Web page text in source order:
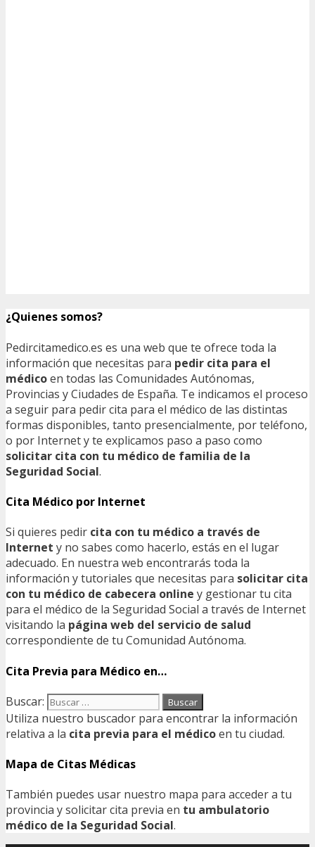
¿Quienes somos?
Pedircitamedico.es es una web que te ofrece toda la
información que necesitas para pedir cita para el
médicoen todas las Comunidades Autónomas,
Provincias y Ciudades de España. Te indicamos el proceso
a seguir para pedir cita para el médico de las distintas
formas disponibles, tanto presencialmente, por teléfono,
o por Internet y te explicamos paso a paso como
solicitar cita con tu médico de familia de la
Seguridad Social.
Cita Médico por Internet
Si quieres pedir cita con tu médico a través de
Internet y no sabes como hacerlo, estás en el lugar
adecuado. En nuestra web encontrarás toda la
información y tutoriales que necesitas para solicitar cita
con tu médico de cabecera online y gestionar tu cita
para el médico de la Seguridad Social a través de Internet
visitando la página web del servicio de salud
correspondiente de tu Comunidad Autónoma.
Cita Previa para Médico en…
Buscar:
Utiliza nuestro buscador para encontrar la información
relativa a la cita previa para el médicoen tu ciudad.
Mapa de Citas Médicas
También puedes usar nuestro mapa para acceder a tu
provincia y solicitar cita previa en tu ambulatorio
médico de la Seguridad Social.